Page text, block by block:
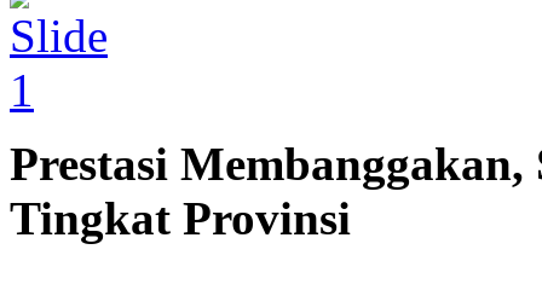
Prestasi
Tingkat Provinsi